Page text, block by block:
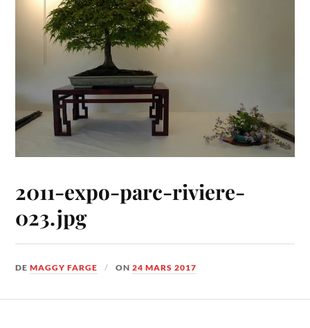
2011-expo-parc-riviere-
023.jpg
DEMAGGY FARGE ON24 MARS 2017